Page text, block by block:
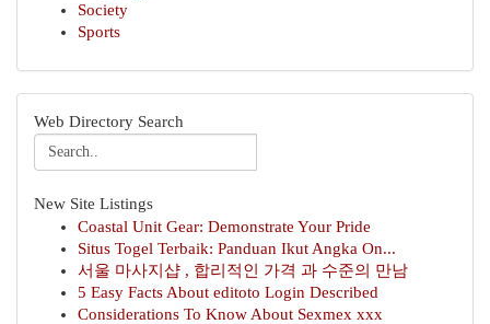
Society
Sports
Web Directory Search
New Site Listings
Coastal Unit Gear: Demonstrate Your Pride
Situs Togel Terbaik: Panduan Ikut Angka On...
서울 마사지샵 , 합리적인 가격 과 수준의 만남
5 Easy Facts About editoto Login Described
Considerations To Know About Sexmex xxx